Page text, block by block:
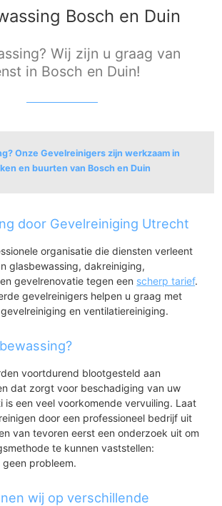
Bosch en Duin
Wij zijn u graag van
in Bosch en Duin!
Onze Gevelreinigers zijn werkzaam in
en buurten van Bosch en Duin
Zuiddoor Gevelreiniging Utrecht
organisatie die diensten verleent
glasbewassing, dakreiniging,
gevelrenovatie tegen een scherp tarief.
gevelreinigers helpen u graag met
en ventilatiereiniging.
voortdurend blootgesteld aan
dat zorgt voor beschadiging van uw
is een veel voorkomende vervuiling. Laat
door een professioneel bedrijf uit
van tevoren eerst een onderzoek uit om
te kunnen vaststellen:
probleem.
wij op verschillende